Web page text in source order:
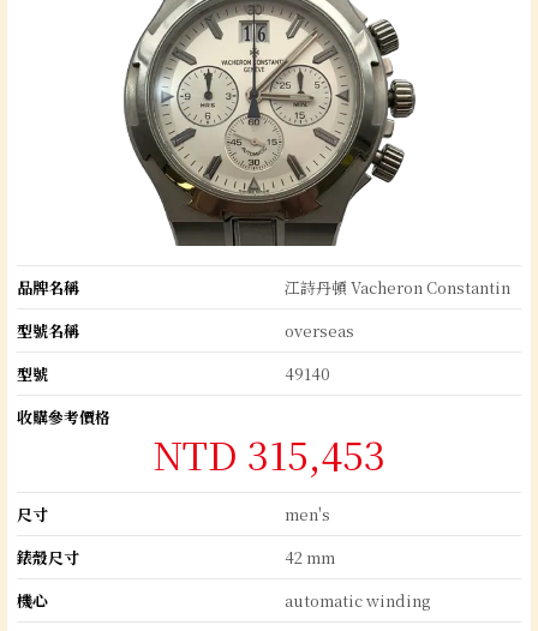
品牌名稱
江詩丹頓 Vacheron Constantin
型號名稱
overseas
型號
49140
收購參考價格
NTD 315,453
尺寸
men's
錶殼尺寸
42 mm
機心
automatic winding